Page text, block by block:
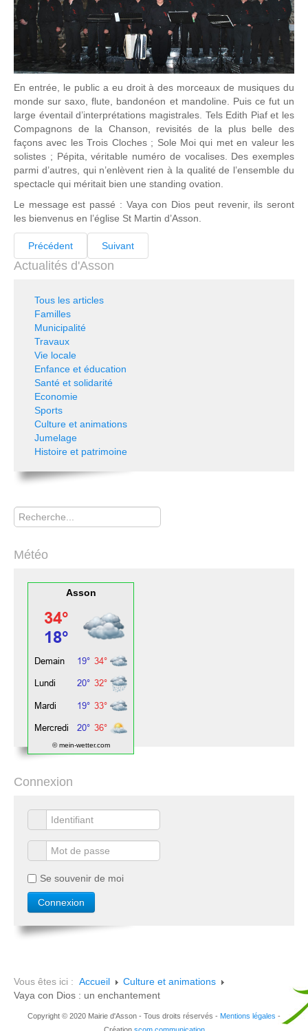
En entrée, le public a eu droit à des morceaux de musiques du
monde sur saxo, flute, bandonéon et mandoline. Puis ce fut un
large éventail d’interprétations magistrales. Tels Edith Piaf et les
Compagnons de la Chanson, revisités de la plus belle des
façons avec les Trois Cloches ; Sole Moi qui met en valeur les
solistes ; Pépita, véritable numéro de vocalises. Des exemples
parmi d’autres, qui n’enlèvent rien à la qualité de l’ensemble du
spectacle qui méritait bien une standing ovation.
Le message est passé : Vaya con Dios peut revenir, ils seront
les bienvenus en l’église St Martin d’Asson.
Précédent Suivant
Actualités d'Asson
Tous les articles
Familles
Municipalité
Travaux
Vie locale
Enfance et éducation
Santé et solidarité
Economie
Sports
Culture et animations
Jumelage
Histoire et patrimoine
Rechercher
Météo
Asson
© mein-wetter.com
Connexion
Se souvenir de moi
Vous êtes ici : Accueil
Culture et animations
Vaya con Dios : un enchantement
Copyright © 2020 Mairie d'Asson - Tous droits réservés - Mentions légales -